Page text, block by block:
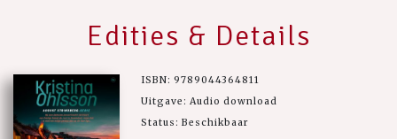
Edities & Details
ISBN: 9789044364811
Uitgave: Audio download
Status: Beschikbaar